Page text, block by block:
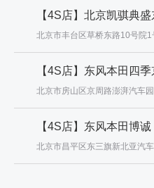
【4S店】北京凯骐典
北京市丰台区草桥东路10号院
【4S店】东风本田四
北京市房山区京周路澎湃汽车
【4S店】东风本田博诚
北京市昌平区东三旗新北亚汽